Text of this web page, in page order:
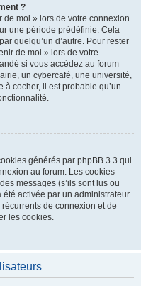
?
moi » lors de votre connexion
une période prédéfinie. Cela
quelqu’un d’autre. Pour rester
de moi » lors de votre
si vous accédez au forum
un cybercafé, une université,
à cocher, il est probable qu’un
générés par phpBB 3.3 qui
au forum. Les cookies
messages (s’ils sont lus ou
activée par un administrateur
de connexion et de
les cookies.